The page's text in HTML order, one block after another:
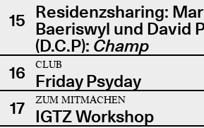
15 Residenzsharing:
Baeriswyl und David
(D.C.P): Champ
16
CLUB
Friday Psyday
17
ZUM MITMACHEN
IGTZ Workshop